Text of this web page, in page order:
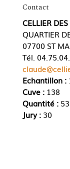
Contact
CELLIER
QUARTIER
07700 ST
Tél.
Echantillon :
Cuve : 138
Quantité :
Jury : 30